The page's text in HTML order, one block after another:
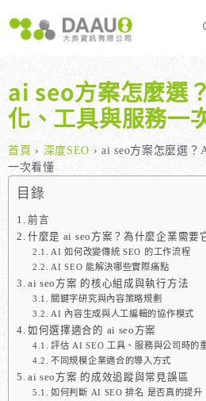
至
內
容ai seo方案怎麼選
化、工具與服務一
首頁 › 深度SEO › ai seo方案怎麼選？
一次看懂
目錄
前言
什麼是 ai seo方案？為什麼企業需要
AI 如何改變傳統 SEO 的工作流程
AI SEO 能解決哪些實際痛點
ai seo方案 的核心組成與執行方法
關鍵字研究與內容策略規劃
AI 內容生成與人工編輯的協作模式
如何選擇適合的 ai seo方案
評估 AI SEO 工具、服務與公司時的
不同規模企業適合的導入方式
ai seo方案 的成效追蹤與常見誤區
如何判斷 AI SEO 排名 是否真的提升